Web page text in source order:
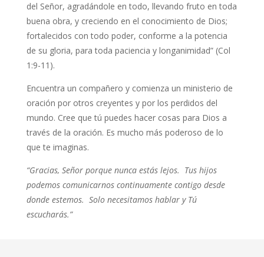
del Señor, agradándole en todo, llevando fruto en toda
buena obra, y creciendo en el conocimiento de Dios;
fortalecidos con todo poder, conforme a la potencia
de su gloria, para toda paciencia y longanimidad” (Col
1:9-11).
Encuentra un compañero y comienza un ministerio de
oración por otros creyentes y por los perdidos del
mundo. Cree que tú puedes hacer cosas para Dios a
través de la oración. Es mucho más poderoso de lo
que te imaginas.
“Gracias, Señor porque nunca estás lejos. Tus hijos
podemos comunicarnos continuamente contigo desde
donde estemos. Solo necesitamos hablar y Tú
escucharás.”